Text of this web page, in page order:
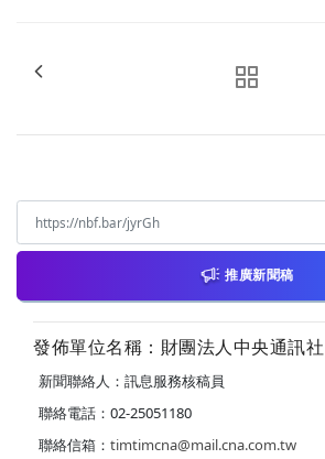
推廣新聞稿
發佈單位名稱：財團法人中央通訊社
新聞聯絡人：訊息服務核稿員
聯絡電話：02-25051180
聯絡信箱： timtimcna@mail.cna.com.tw